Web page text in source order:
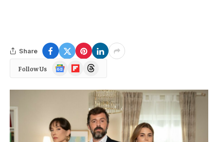
Share
Follow Us
Google
News
FlipboardThreads